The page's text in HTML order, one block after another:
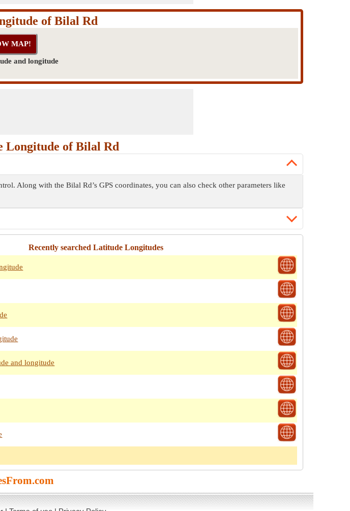
of Bilal Rd
and longitude
Longitude of Bilal Rd
Along with the Bilal Rd’s GPS coordinates, you can also check other parameters like
Recently searched Latitude Longitudes
and longitude